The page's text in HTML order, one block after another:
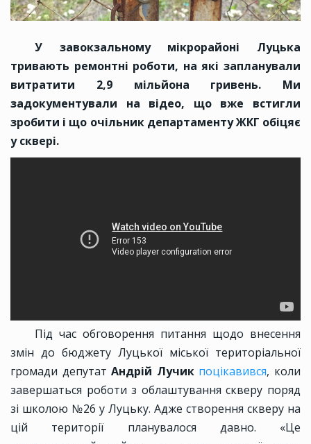
У завокзальному мікрорайоні Луцька
тривають ремонтні роботи, на які запланували
витратити 2,9 мільйона гривень. Ми
задокументували на відео, що вже встигли
зробити і що очільник департаменту ЖКГ обіцяє
у сквері.
Під час обговорення питання щодо внесення
змін до бюджету Луцької міської територіальної
громади депутатАндрій Лучик поцікавився, коли
завершаться роботи з облаштування скверу поряд
зі школою №26 у Луцьку. Адже створення скверу на
цій території планувалося давно. «Це